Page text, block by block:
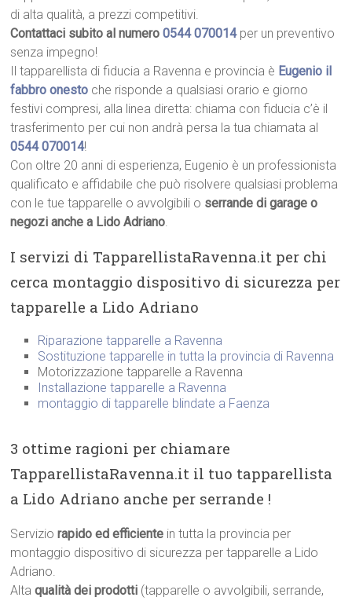
di alta qualità, a prezzi competitivi.
Contattaci subito al numero0544 070014per un preventivo
senza impegno!
Il tapparellista di fiducia a Ravenna e provincia è Eugenio il
fabbro onesto che risponde a qualsiasi orario e giorno
festivi compresi, alla linea diretta: chiama con fiducia c’è il
trasferimento per cui non andrà persa la tua chiamata al
0544 070014!
Con oltre 20 anni di esperienza, Eugenio è un professionista
qualificato e affidabile che può risolvere qualsiasi problema
con le tue tapparelle o avvolgibili o serrande di garage o
negozi anche a Lido Adriano.
I servizi di TapparellistaRavenna.it per chi
cerca montaggio dispositivo di sicurezza per
tapparelle a Lido Adriano
Riparazione tapparelle a Ravenna
Sostituzione tapparelle in tutta la provincia di Ravenna
Motorizzazione tapparelle a Ravenna
Installazione tapparelle a Ravenna
montaggio di tapparelle blindate a Faenza
3 ottime ragioni per chiamare
TapparellistaRavenna.it il tuo tapparellista
a Lido Adriano anche per serrande !
Serviziorapido ed efficiente in tutta la provincia per
montaggio dispositivo di sicurezza per tapparelle a Lido
Adriano.
Altaqualità dei prodotti (tapparelle o avvolgibili, serrande,